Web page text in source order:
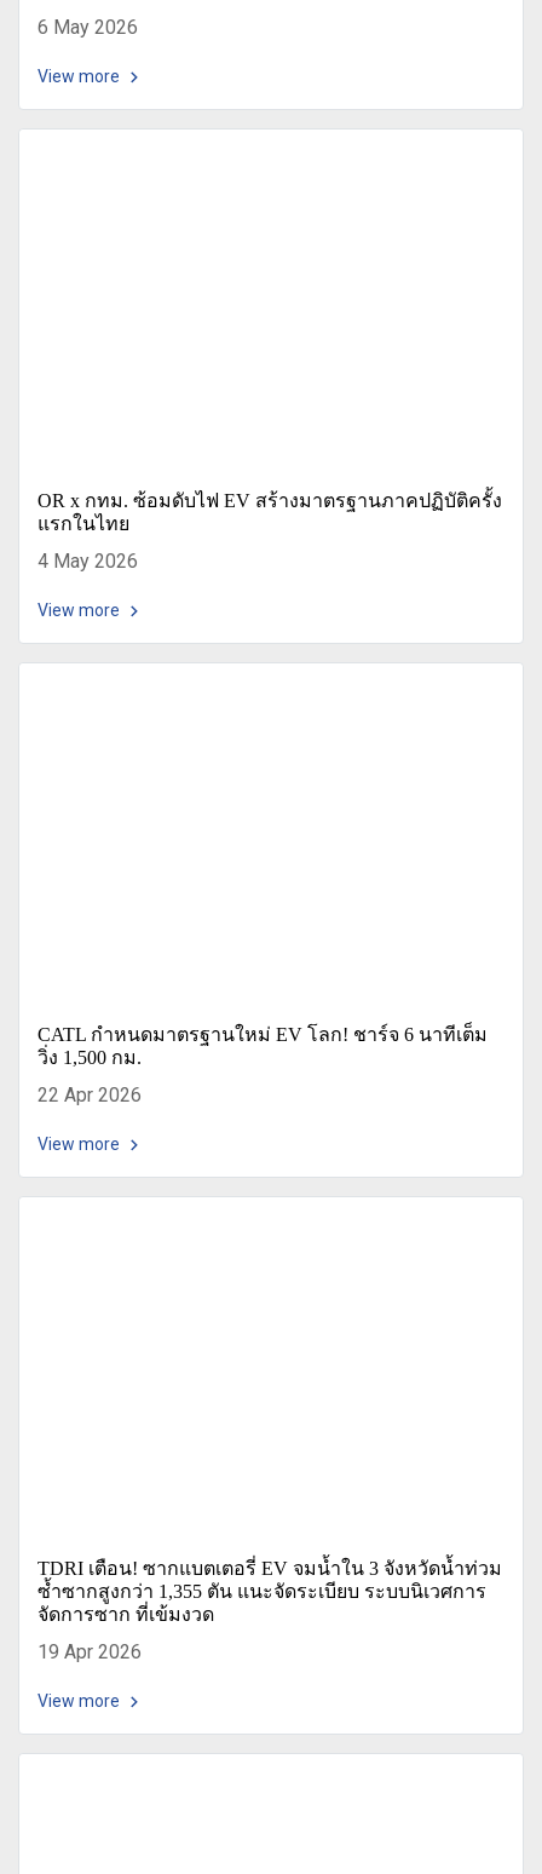
6 May 2026
View more
OR x กทม. ซ้อมดับไฟ EV สร้างมาตรฐานภาคปฏิบัติครั้ง
แรกในไทย
4 May 2026
View more
CATL กำหนดมาตรฐานใหม่ EV โลก! ชาร์จ 6 นาทีเต็ม
วิ่ง 1,500 กม.
22 Apr 2026
View more
TDRI เตือน! ซากแบตเตอรี่ EV จมน้ำใน 3 จังหวัดน้ำท่วม
ซ้ำซากสูงกว่า 1,355 ตัน แนะจัดระเบียบ ระบบนิเวศการ
จัดการซาก ที่เข้มงวด
19 Apr 2026
View more